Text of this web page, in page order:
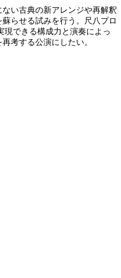
い古典の新アレンジや再解釈
らせる試みを行う。尺八プロ
現できる構成力と演奏によっ
考する公演にしたい。